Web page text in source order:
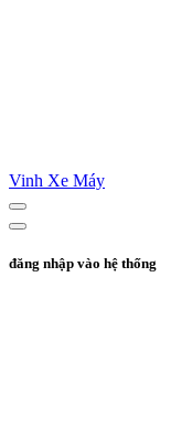
Vinh Xe Máy
đăng nhập vào hệ thống